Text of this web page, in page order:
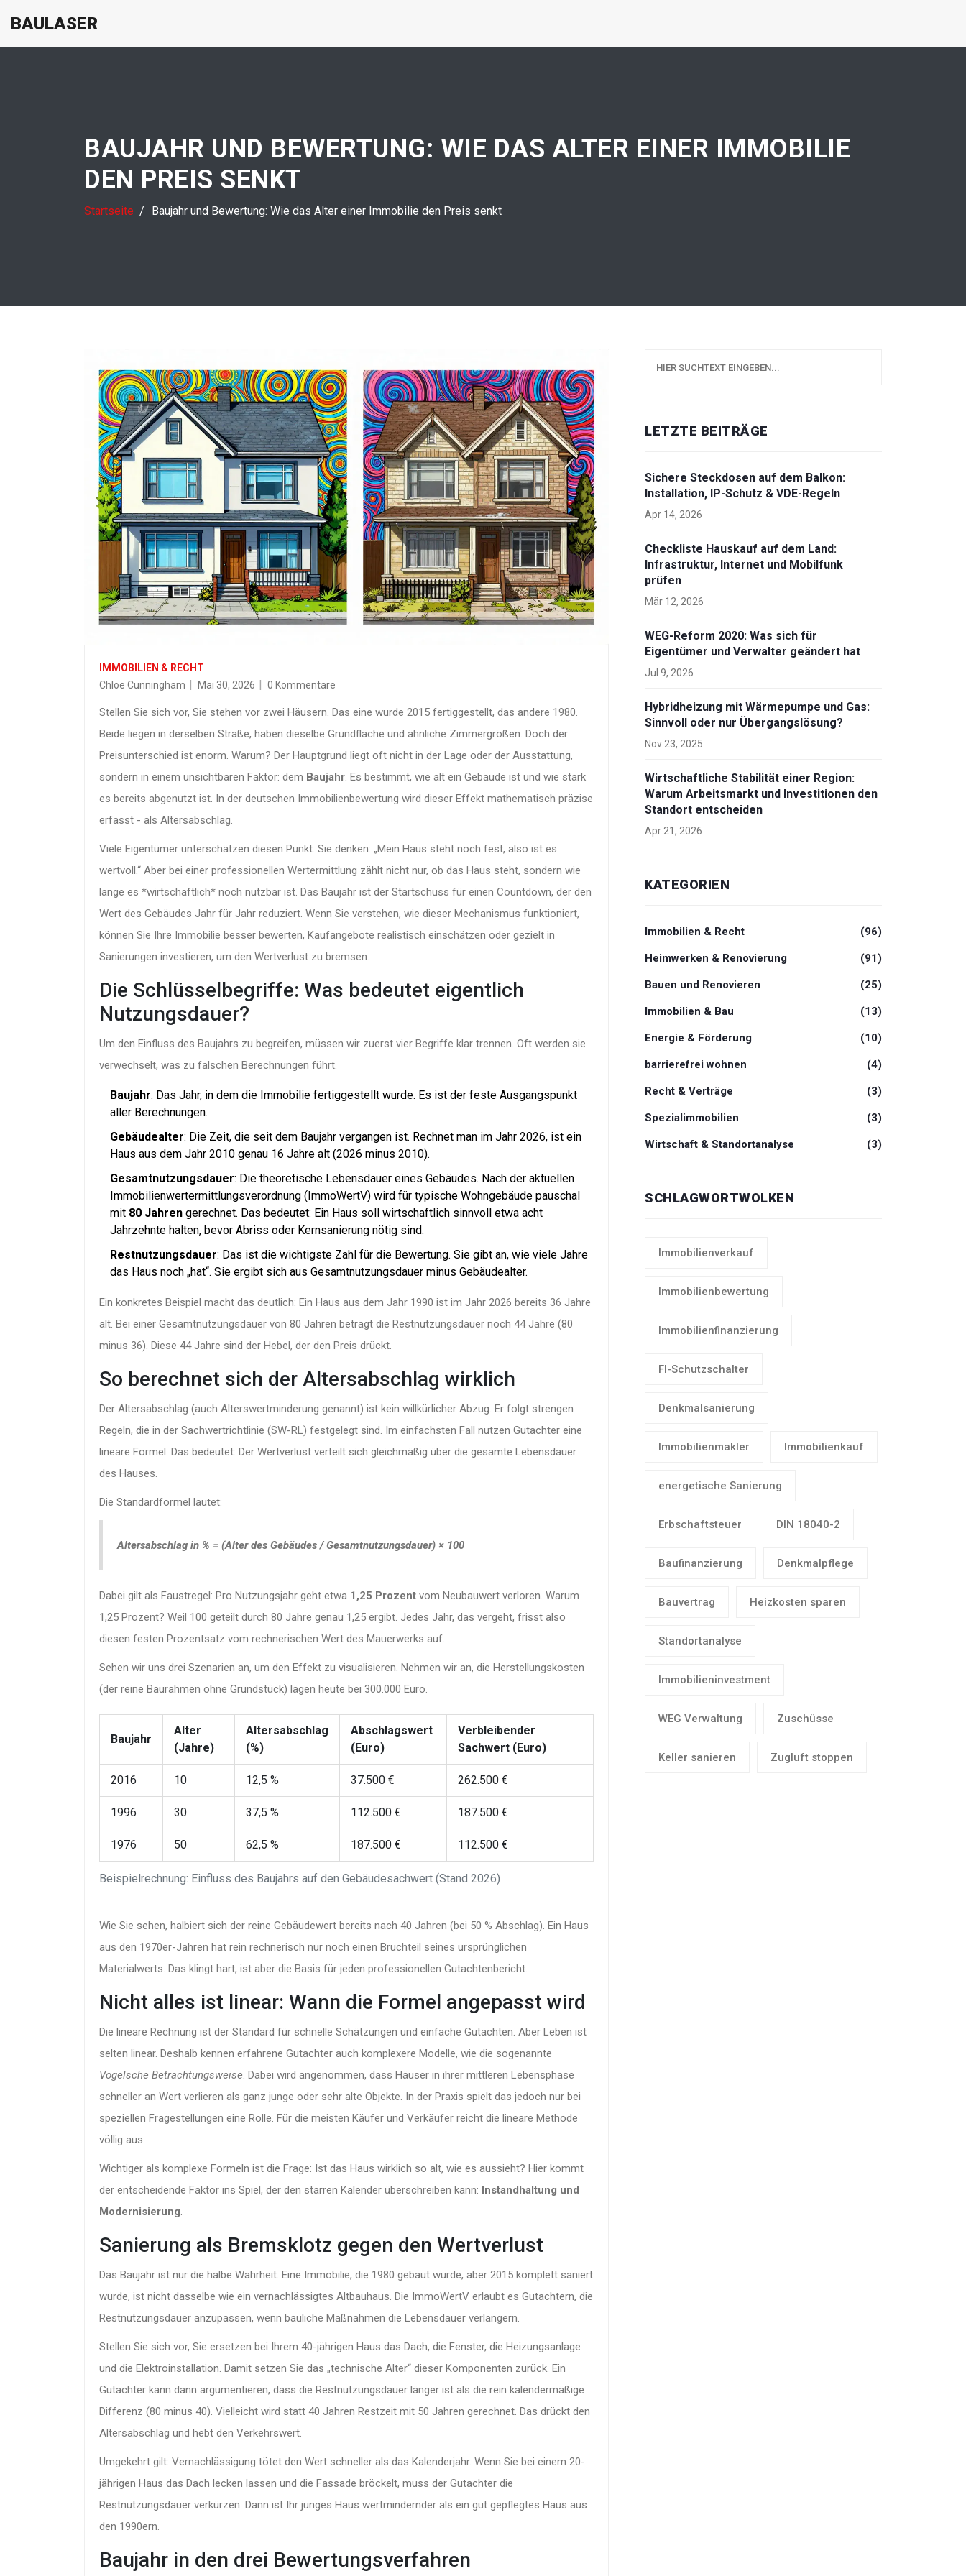
BAULASER
BAUJAHR UND BEWERTUNG: WIE DAS ALTER EINER IMMOBILIE
DEN PREIS SENKT
Startseite Baujahr und Bewertung: Wie das Alter einer Immobilie den Preis senkt
IMMOBILIEN & RECHT
Chloe Cunningham
Mai 30, 2026 0 Kommentare
Stellen Sie sich vor, Sie stehen vor zwei Häusern. Das eine wurde 2015 fertiggestellt, das andere 1980.
Beide liegen in derselben Straße, haben dieselbe Grundfläche und ähnliche Zimmergrößen. Doch der
Preisunterschied ist enorm. Warum? Der Hauptgrund liegt oft nicht in der Lage oder der Ausstattung,
sondern in einem unsichtbaren Faktor: dem Baujahr. Es bestimmt, wie alt ein Gebäude ist und wie stark
es bereits abgenutzt ist. In der deutschen Immobilienbewertung wird dieser Effekt mathematisch präzise
erfasst - als Altersabschlag.
Viele Eigentümer unterschätzen diesen Punkt. Sie denken: „Mein Haus steht noch fest, also ist es
wertvoll.“ Aber bei einer professionellen Wertermittlung zählt nicht nur, ob das Haus steht, sondern wie
lange es *wirtschaftlich* noch nutzbar ist. Das Baujahr ist der Startschuss für einen Countdown, der den
Wert des Gebäudes Jahr für Jahr reduziert. Wenn Sie verstehen, wie dieser Mechanismus funktioniert,
können Sie Ihre Immobilie besser bewerten, Kaufangebote realistisch einschätzen oder gezielt in
Sanierungen investieren, um den Wertverlust zu bremsen.
Die Schlüsselbegriffe: Was bedeutet eigentlich
Nutzungsdauer?
Um den Einfluss des Baujahrs zu begreifen, müssen wir zuerst vier Begriffe klar trennen. Oft werden sie
verwechselt, was zu falschen Berechnungen führt.
Baujahr: Das Jahr, in dem die Immobilie fertiggestellt wurde. Es ist der feste Ausgangspunkt
aller Berechnungen.
Gebäudealter: Die Zeit, die seit dem Baujahr vergangen ist. Rechnet man im Jahr 2026, ist ein
Haus aus dem Jahr 2010 genau 16 Jahre alt (2026 minus 2010).
Gesamtnutzungsdauer: Die theoretische Lebensdauer eines Gebäudes. Nach der aktuellen
Immobilienwertermittlungsverordnung (ImmoWertV) wird für typische Wohngebäude pauschal
mit 80 Jahren gerechnet. Das bedeutet: Ein Haus soll wirtschaftlich sinnvoll etwa acht
Jahrzehnte halten, bevor Abriss oder Kernsanierung nötig sind.
Restnutzungsdauer: Das ist die wichtigste Zahl für die Bewertung. Sie gibt an, wie viele Jahre
das Haus noch „hat“. Sie ergibt sich aus Gesamtnutzungsdauer minus Gebäudealter.
Ein konkretes Beispiel macht das deutlich: Ein Haus aus dem Jahr 1990 ist im Jahr 2026 bereits 36 Jahre
alt. Bei einer Gesamtnutzungsdauer von 80 Jahren beträgt die Restnutzungsdauer noch 44 Jahre (80
minus 36). Diese 44 Jahre sind der Hebel, der den Preis drückt.
So berechnet sich der Altersabschlag wirklich
Der Altersabschlag (auch Alterswertminderung genannt) ist kein willkürlicher Abzug. Er folgt strengen
Regeln, die in der Sachwertrichtlinie (SW-RL) festgelegt sind. Im einfachsten Fall nutzen Gutachter eine
lineare Formel. Das bedeutet: Der Wertverlust verteilt sich gleichmäßig über die gesamte Lebensdauer
des Hauses.
Die Standardformel lautet:
Altersabschlag in % = (Alter des Gebäudes / Gesamtnutzungsdauer) × 100
Dabei gilt als Faustregel: Pro Nutzungsjahr geht etwa 1,25 Prozent vom Neubauwert verloren. Warum
1,25 Prozent? Weil 100 geteilt durch 80 Jahre genau 1,25 ergibt. Jedes Jahr, das vergeht, frisst also
diesen festen Prozentsatz vom rechnerischen Wert des Mauerwerks auf.
Sehen wir uns drei Szenarien an, um den Effekt zu visualisieren. Nehmen wir an, die Herstellungskosten
(der reine Baurahmen ohne Grundstück) lägen heute bei 300.000 Euro.
Beispielrechnung: Einfluss des Baujahrs auf den Gebäudesachwert (Stand 2026)
Baujahr
Alter
(Jahre)
Altersabschlag
(%)
Abschlagswert
(Euro)
Verbleibender
Sachwert (Euro)
2016 10 12,5 % 37.500 € 262.500 €
1996 30 37,5 % 112.500 € 187.500 €
1976 50 62,5 % 187.500 € 112.500 €
Wie Sie sehen, halbiert sich der reine Gebäudewert bereits nach 40 Jahren (bei 50 % Abschlag). Ein Haus
aus den 1970er-Jahren hat rein rechnerisch nur noch einen Bruchteil seines ursprünglichen
Materialwerts. Das klingt hart, ist aber die Basis für jeden professionellen Gutachtenbericht.
Nicht alles ist linear: Wann die Formel angepasst wird
Die lineare Rechnung ist der Standard für schnelle Schätzungen und einfache Gutachten. Aber Leben ist
selten linear. Deshalb kennen erfahrene Gutachter auch komplexere Modelle, wie die sogenannte
Vogelsche Betrachtungsweise. Dabei wird angenommen, dass Häuser in ihrer mittleren Lebensphase
schneller an Wert verlieren als ganz junge oder sehr alte Objekte. In der Praxis spielt das jedoch nur bei
speziellen Fragestellungen eine Rolle. Für die meisten Käufer und Verkäufer reicht die lineare Methode
völlig aus.
Wichtiger als komplexe Formeln ist die Frage: Ist das Haus wirklich so alt, wie es aussieht? Hier kommt
der entscheidende Faktor ins Spiel, der den starren Kalender überschreiben kann: Instandhaltung und
Modernisierung.
Sanierung als Bremsklotz gegen den Wertverlust
Das Baujahr ist nur die halbe Wahrheit. Eine Immobilie, die 1980 gebaut wurde, aber 2015 komplett saniert
wurde, ist nicht dasselbe wie ein vernachlässigtes Altbauhaus. Die ImmoWertV erlaubt es Gutachtern, die
Restnutzungsdauer anzupassen, wenn bauliche Maßnahmen die Lebensdauer verlängern.
Stellen Sie sich vor, Sie ersetzen bei Ihrem 40-jährigen Haus das Dach, die Fenster, die Heizungsanlage
und die Elektroinstallation. Damit setzen Sie das „technische Alter“ dieser Komponenten zurück. Ein
Gutachter kann dann argumentieren, dass die Restnutzungsdauer länger ist als die rein kalendermäßige
Differenz (80 minus 40). Vielleicht wird statt 40 Jahren Restzeit mit 50 Jahren gerechnet. Das drückt den
Altersabschlag und hebt den Verkehrswert.
Umgekehrt gilt: Vernachlässigung tötet den Wert schneller als das Kalenderjahr. Wenn Sie bei einem 20-
jährigen Haus das Dach lecken lassen und die Fassade bröckelt, muss der Gutachter die
Restnutzungsdauer verkürzen. Dann ist Ihr junges Haus wertmindernder als ein gut gepflegtes Haus aus
den 1990ern.
Baujahr in den drei Bewertungsverfahren
LETZTE BEITRÄGE
Sichere Steckdosen auf dem Balkon:
Installation, IP-Schutz & VDE-Regeln
Apr 14, 2026
Checkliste Hauskauf auf dem Land:
Infrastruktur, Internet und Mobilfunk
prüfen
Mär 12, 2026
WEG-Reform 2020: Was sich für
Eigentümer und Verwalter geändert hat
Jul 9, 2026
Hybridheizung mit Wärmepumpe und Gas:
Sinnvoll oder nur Übergangslösung?
Nov 23, 2025
Wirtschaftliche Stabilität einer Region:
Warum Arbeitsmarkt und Investitionen den
Standort entscheiden
Apr 21, 2026
KATEGORIEN
Immobilien & Recht (96)
Heimwerken & Renovierung (91)
Bauen und Renovieren (25)
Immobilien & Bau (13)
Energie & Förderung (10)
barrierefrei wohnen (4)
Recht & Verträge (3)
Spezialimmobilien (3)
Wirtschaft & Standortanalyse (3)
SCHLAGWORTWOLKEN
Immobilienverkauf
Immobilienbewertung
Immobilienfinanzierung
FI-Schutzschalter
Denkmalsanierung
Immobilienmakler Immobilienkauf
energetische Sanierung
Erbschaftsteuer DIN 18040-2
Baufinanzierung Denkmalpflege
Bauvertrag Heizkosten sparen
Standortanalyse
Immobilieninvestment
WEG Verwaltung Zuschüsse
Keller sanieren Zugluft stoppen